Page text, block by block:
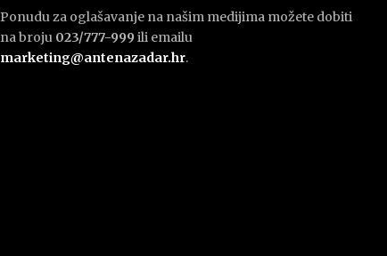
Ponudu za oglašavanje na našim medijima možete dobiti
na broju 023/777-999 ili emailu
marketing@antenazadar.hr.